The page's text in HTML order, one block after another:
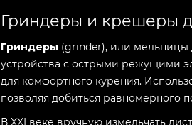
Гриндеры и крешеры
Гриндеры (grinder), или мельницы
устройства с острыми режущими
для комфортного курения.
позволяя добиться равномерного